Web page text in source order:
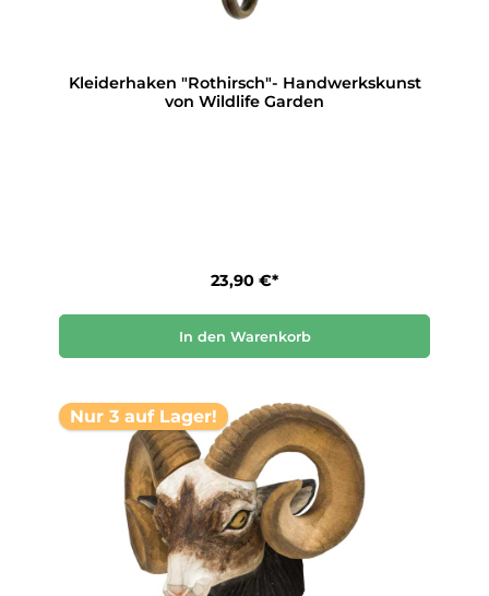
Kleiderhaken "Rothirsch"- Handwerkskunst
von Wildlife Garden
23,90 €*
In den Warenkorb
Nur 3 auf Lager!